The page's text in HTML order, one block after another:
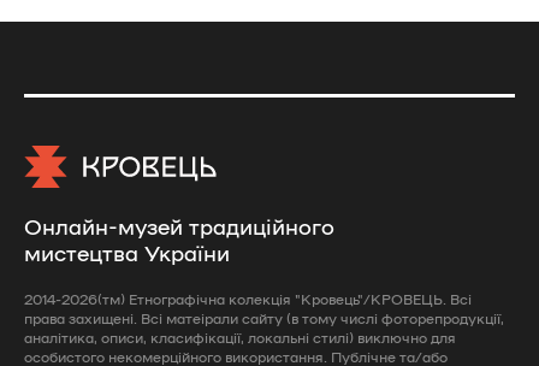
Онлайн-музей традиційного
мистецтва України
2014-2026(тм) Етнографічна колекція "Кровець"/КРОВЕЦЬ. Всі
права захищені. Всі матеірали сайту (в тому числі фоторепродукції,
аналітика, описи, класифікації, локальні стилі) виключно для
особистого некомерційного використання. Публічне та/або